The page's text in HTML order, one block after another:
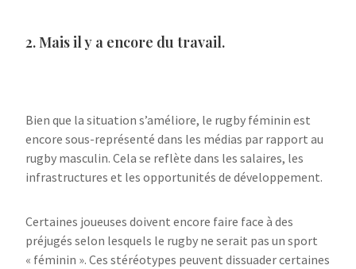
2. Mais il y a encore du travail.
Bien que la situation s’améliore, le rugby féminin est
encore sous-représenté dans les médias par rapport au
rugby masculin. Cela se reflète dans les salaires, les
infrastructures et les opportunités de développement.
Certaines joueuses doivent encore faire face à des
préjugés selon lesquels le rugby ne serait pas un sport
« féminin ». Ces stéréotypes peuvent dissuader certaines